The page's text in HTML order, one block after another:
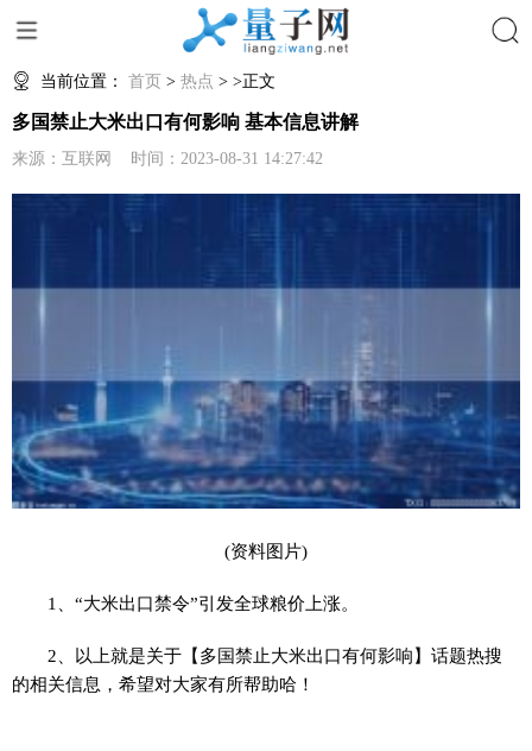
当前位置： 首页 > 热点 > >正文
多国禁止大米出口有何影响 基本信息讲解
来源：互联网 时间：2023-08-31 14:27:42
(资料图片)
1、“大米出口禁令”引发全球粮价上涨。
2、以上就是关于【多国禁止大米出口有何影响】话题热搜
的相关信息，希望对大家有所帮助哈！